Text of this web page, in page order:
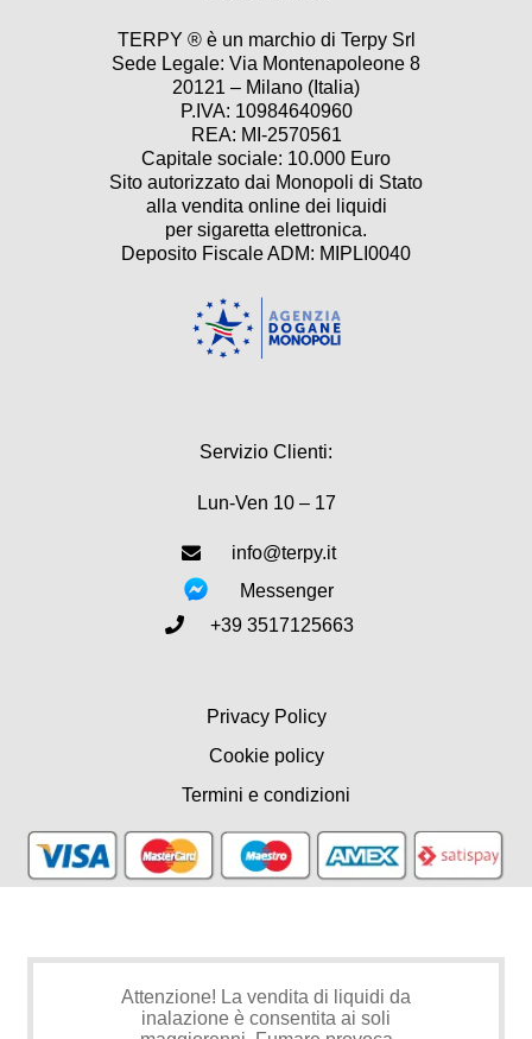
TERPY ® è un marchio di Terpy Srl
Sede Legale: Via Montenapoleone 8
20121 – Milano (Italia)
P.IVA: 10984640960
REA: MI-2570561
Capitale sociale: 10.000 Euro
Sito autorizzato dai Monopoli di Stato
alla vendita online dei liquidi
per sigaretta elettronica.
Deposito Fiscale ADM: MIPLI0040
Servizio Clienti:
Lun-Ven 10 – 17
info@terpy.it
Messenger
+39 3517125663
Privacy Policy
Cookie policy
Termini e condizioni
Attenzione! La vendita di liquidi da
inalazione è consentita ai soli